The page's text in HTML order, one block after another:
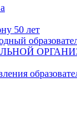
50 лет